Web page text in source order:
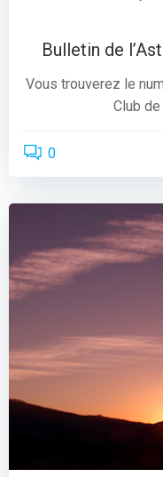
Bulletin de
Vous trouverez le
Club
0